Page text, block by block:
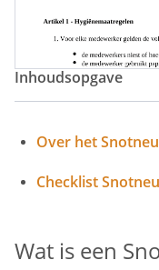
Inhoudsopgave
Over het
Checklist
Wat is een